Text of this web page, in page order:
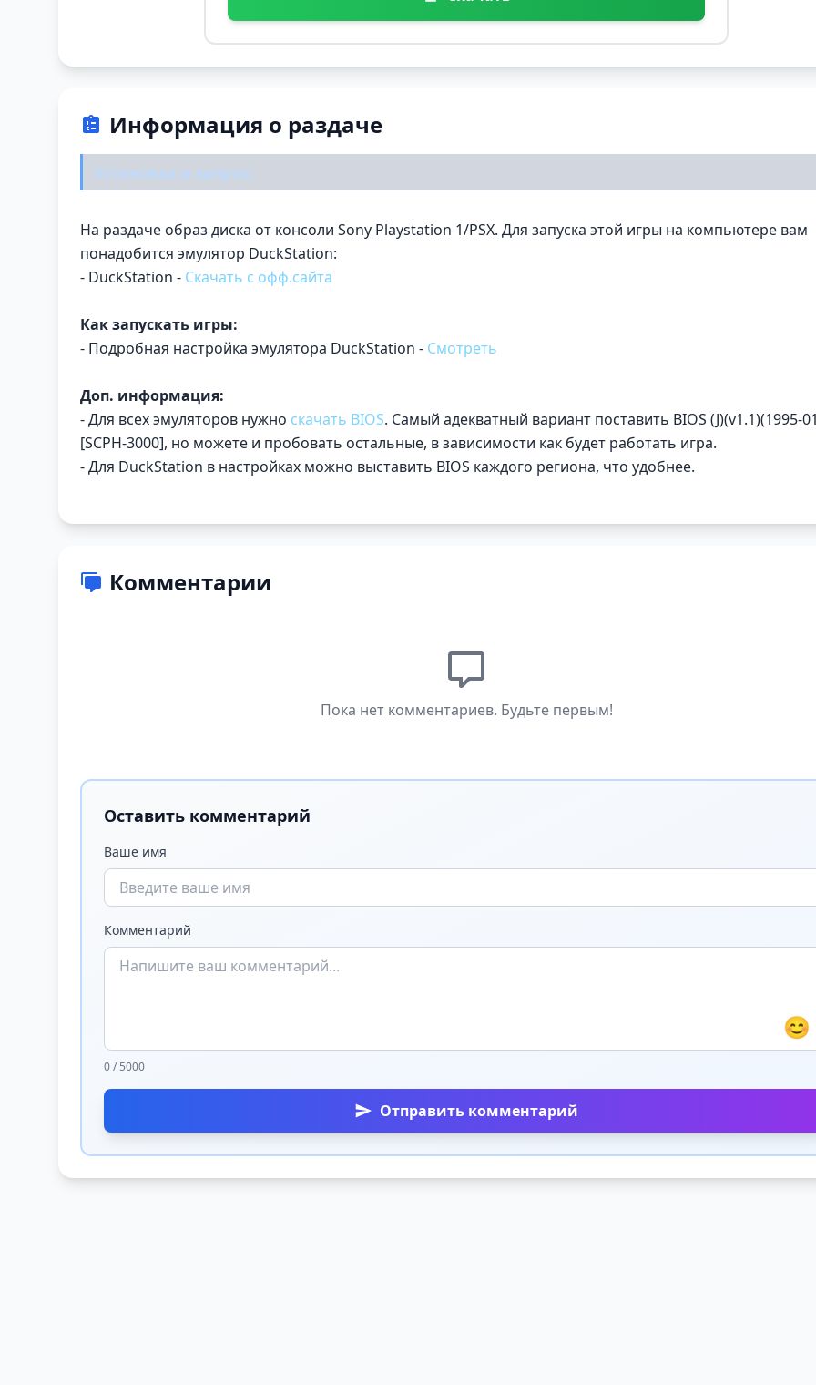
Информация о раздаче
Установка и запуск:
На раздаче образ диска от консоли Sony Playstation 1/PSX. Для запуска этой игры на компьютере вам
понадобится эмулятор DuckStation:
- DuckStation - Скачать с офф.сайта
Как запускать игры:
- Подробная настройка эмулятора DuckStation - Смотреть
Доп. информация:
- Для всех эмуляторов нужно скачать BIOS. Самый адекватный вариант поставить BIOS (J)(v1.1)(1995-
[SCPH-3000], но можете и пробовать остальные, в зависимости как будет работать игра.
- Для DuckStation в настройках можно выставить BIOS каждого региона, что удобнее.
Комментарии
Пока нет комментариев. Будьте первым!
Оставить комментарий
Ваше имя
Комментарий
😊
0 / 5000
Отправить комментарий